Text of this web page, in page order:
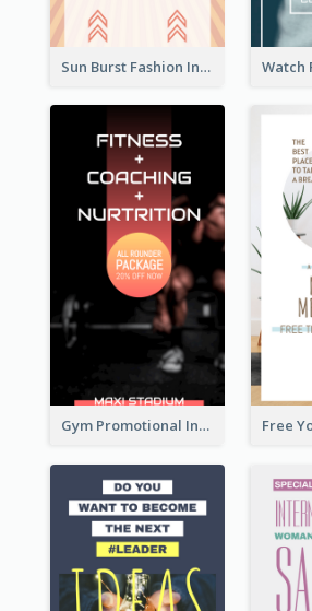
Sun Burst Fashion Instagram Story
Gym Promotional Instagram Story Design